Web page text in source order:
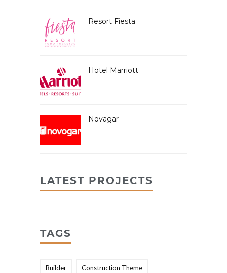
Resort Fiesta
Hotel Marriott
Novagar
LATEST PROJECTS
TAGS
Builder Construction Theme